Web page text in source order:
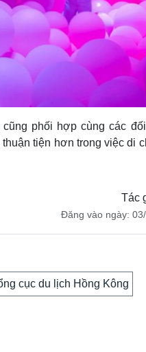
phối hợp cùng các
tiện hơn trong việc di
Tác
Đăng vào ngày:
cục du lịch Hồng Kông